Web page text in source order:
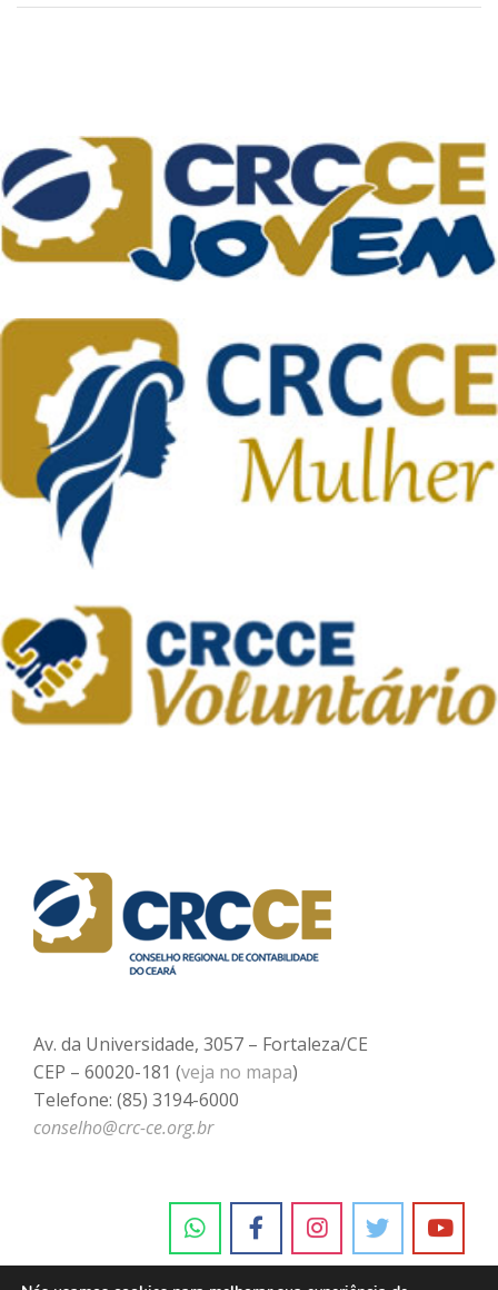
Av. da Universidade, 3057 – Fortaleza/CE
CEP – 60020-181 (veja no mapa)
Telefone: (85) 3194-6000
conselho@crc-ce.org.br